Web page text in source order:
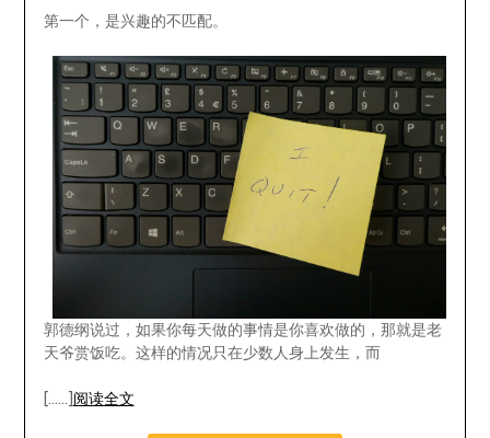
第一个，是兴趣的不匹配。
郭德纲说过，如果你每天做的事情是你喜欢做的，那就是老
天爷赏饭吃。这样的情况只在少数人身上发生，而
[……] 阅读全文